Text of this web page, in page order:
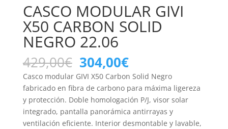
CASCO MODULAR GIVI
X50 CARBON SOLID
NEGRO 22.06
429,00€ El
precio
original
era:
429,00€.
304,00€El
precio
actual
es:
304,00€.
Casco modular GIVI X50 Carbon Solid Negro
fabricado en fibra de carbono para máxima ligereza
y protección. Doble homologación P/J, visor solar
integrado, pantalla panorámica antirrayas y
ventilación eficiente. Interior desmontable y lavable,